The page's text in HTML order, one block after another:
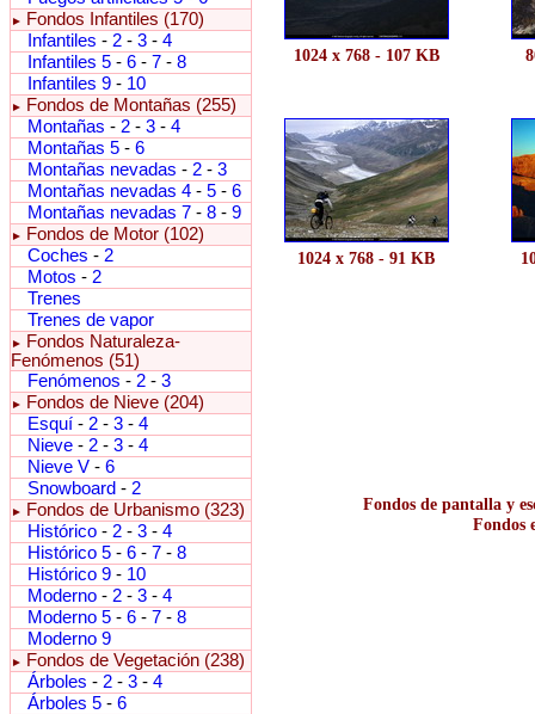
►
Fondos Infantiles (170)
Infantiles - 2 - 3 - 4
Infantiles 5 - 6 - 7 - 8
Infantiles 9 - 10
►
Fondos de Montañas (255)
Montañas - 2 - 3 - 4
Montañas 5 - 6
Montañas nevadas - 2 - 3
Montañas nevadas 4 - 5 - 6
Montañas nevadas 7 - 8 - 9
►
Fondos de Motor (102)
Coches - 2
Motos - 2
Trenes
Trenes de vapor
►
Fondos Naturaleza-
Fenómenos (51)
Fenómenos - 2 - 3
►
Fondos de Nieve (204)
Esquí - 2 - 3 - 4
Nieve - 2 - 3 - 4
Nieve V - 6
Snowboard - 2
►
Fondos de Urbanismo (323)
Histórico - 2 - 3 - 4
Histórico 5 - 6 - 7 - 8
Histórico 9 - 10
Moderno - 2 - 3 - 4
Moderno 5 - 6 - 7 - 8
Moderno 9
►
Fondos de Vegetación (238)
Árboles - 2 - 3 - 4
Árboles 5 - 6
1024 x 768 - 107 KB
1024 x 768 - 91 KB
Fondos de pantalla y
Fondos